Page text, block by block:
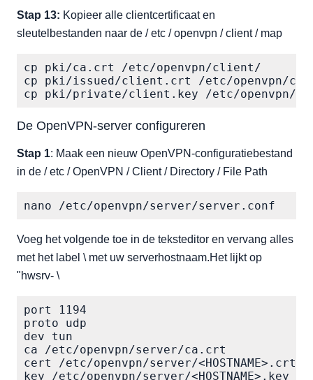
Stap 13: Kopieer alle clientcertificaat en
sleutelbestanden naar de / etc / openvpn / client / map
cp pki/ca.crt /etc/openvpn/client/
cp pki/issued/client.crt /etc/openvpn/
cp pki/private/client.key /etc/openvpn/
De OpenVPN-server configureren
Stap 1: Maak een nieuw OpenVPN-configuratiebestand
in de / etc / OpenVPN / Client / Directory / File Path
nano /etc/openvpn/server/server.conf
Voeg het volgende toe in de teksteditor en vervang alles
met het label \ met uw serverhostnaam.Het lijkt op
"hwsrv- \
port 1194
proto udp
dev tun
ca /etc/openvpn/server/ca.crt
cert /etc/openvpn/server/<HOSTNAME>.crt
key /etc/openvpn/server/<HOSTNAME>.key